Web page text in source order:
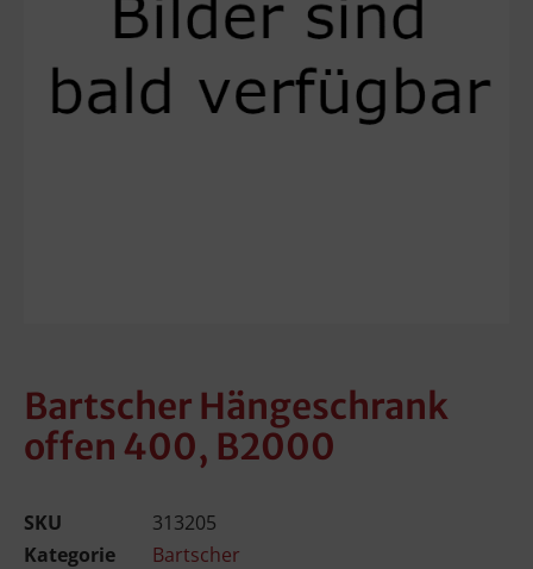
Bartscher Hängeschrank
offen 400, B2000
SKU
313205
Kategorie
Bartscher